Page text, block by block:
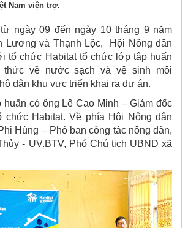
Nam viện trợ.
ngày 09 đến ngày 10 tháng 9 năm
Lương và Thạnh Lộc, Hội Nông dân
tổ chức Habitat tổ chức lớp tập huấn
thức về nước sạch và vệ sinh môi
dân khu vực triển khai ra dự án.
có ông Lê Cao Minh – Giám đốc
chức Habitat. Về phía Hội Nông dân
Hùng – Phó ban công tác nông dân,
- UV.BTV, Phó Chú tịch UBND xã